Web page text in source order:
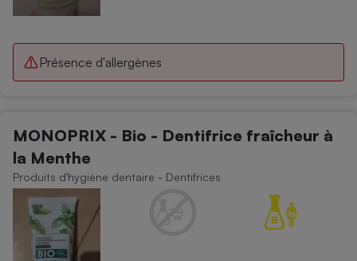
Présence d'allergènes
MONOPRIX - Bio - Dentifrice fraîcheur à
la Menthe
Produits d'hygiène dentaire - Dentifrices